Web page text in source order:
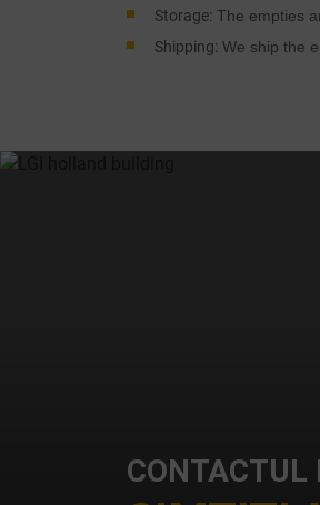
Storage: The empties
Shipping: We ship the
CONTACTUL